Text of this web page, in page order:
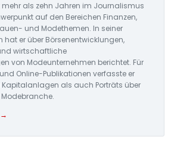
mehr als zehn Jahren im Journalismus
auf den Bereichen Finanzen,
und Modethemen. In seiner
hat er über Börsenentwicklungen,
wirtschaftliche
von Modeunternehmen berichtet. Für
Online-Publikationen verfasste er
Kapitalanlagen als auch Porträts über
Modebranche.
→